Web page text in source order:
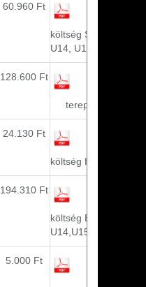
60.960 Ft
költség Sajóvölgye
U14, U15
128.600 Ft
tereprendezés
24.130 Ft
költség Hatvan U13
194.310 Ft
költség Békéscsaba-
U14,U15 Dány-U11
5.000 Ft